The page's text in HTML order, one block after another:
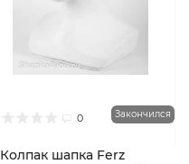
0 Закончился
Колпак шапка Ferz